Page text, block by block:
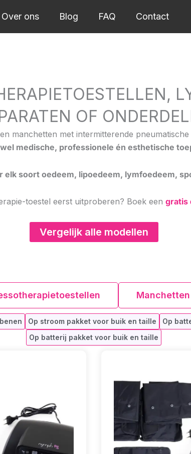
Over ons Blog FAQ Contact
OF
manchetten met intermitterende
medische, professionele én esthetische
elk soort oedeem, lipoedeem, lymfoedeem,
toestel eerst uitproberen? Boek een gratis
Vergelijk alle modellen
Manchetten
Op stroom pakket voor buik en taille Op
Op batterij pakket voor buik en taille